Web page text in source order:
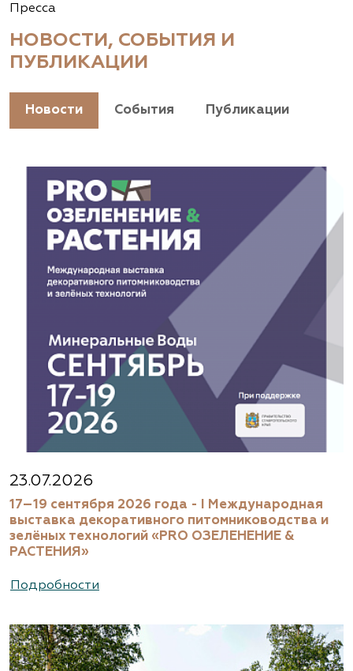
Пресса
НОВОСТИ, СОБЫТИЯ И
ПУБЛИКАЦИИ
Новости События Публикации
23.07.2026
17–19 сентября 2026 года - I Международная
выставка декоративного питомниководства и
зелёных технологий «PRO ОЗЕЛЕНЕНИЕ &
РАСТЕНИЯ»
Подробности